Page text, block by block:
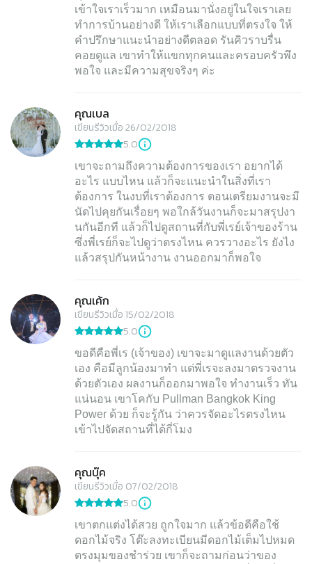
เข้าใจเราเร็วมาก เหมือนมานั่งอยู่ในใจเราเลย
ทำการบ้านอย่างดี ให้เราเลือกแบบที่ตรงใจ ให้
คำปรึกษาแนะนำอย่างดีตลอด รันคิวราบรื่น
คอยดูแล เขาทำให้แขกทุกคนและครอบครัวพึง
คุณเบล
เขียนรีวิวเมื่อ 26/02/2018
5.0
เขาจะถามถึงความต้องการของเรา อยากได้
อะไร แบบไหน แล้วก็จะแนะนำในสิ่งที่เรา
ต้องการ ในงบที่เราต้องการ ตอนเตรียมงานจะมี
นัดไปคุยกันเรื่อยๆ พอใกล้วันงานก็จะมาสรุปงา
นกันอีกที แล้วก็ไปดูสถานที่กับพี่เรย์เจ้าของร้าน
ซึ่งพี่เรย์ก็จะไปดูว่าตรงไหน ควรวางอะไร ยังไง
แล้วสรุปกันหน้างาน งานออกมาก็พอใจ
คุณเค้ก
เขียนรีวิวเมื่อ 15/02/2018
5.0
ขอดีคือพี่เร (เจ้าของ) เขาจะมาดูแลงานด้วยตัว
เอง คือมีลูกน้องมาทำ แต่พี่เรจะลงมาตรวจงาน
ด้วยตัวเอง ผลงานก็ออกมาพอใจ ทำงานเร็ว ทัน
แน่นอน เขาโคกับ Pullman Bangkok King
Power ด้วย ก็จะรู้กัน ว่าควรจัดอะไรตรงไหน
เข้าไปจัดสถานที่ได้กี่โมง
คุณบุ๊ค
เขียนรีวิวเมื่อ 07/02/2018
5.0
เขาตกแต่งได้สวย ถูกใจมาก แล้วข้อดีคือใช้
ดอกไม้จริง โต๊ะลงทะเบียนมีดอกไม้เต็มไปหมด
ตรงมุมของชำร่วย เขาก็จะถามก่อนว่าของ